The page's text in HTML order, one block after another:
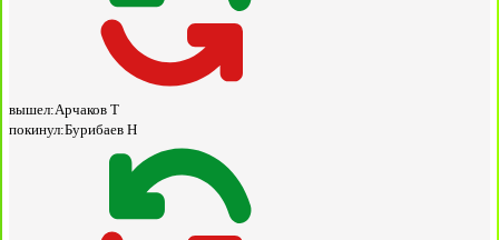
вышел:Арчаков Т
покинул:Бурибаев Н